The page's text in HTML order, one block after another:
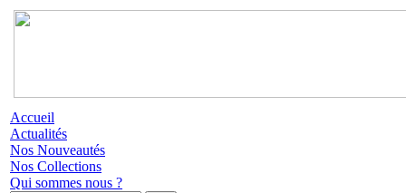
Accueil
Actualités
Nos Nouveautés
Nos Collections
Qui sommes nous ?